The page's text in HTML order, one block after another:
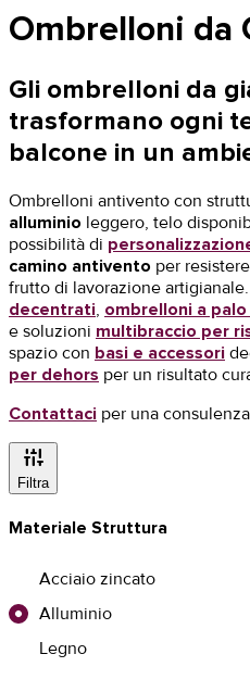
Ombrelloni da
Gli ombrelloni da
trasformano ogni
balcone in un
Ombrelloni antivento con
alluminio leggero, telo
possibilità di
camino antivento per
frutto di lavorazione
decentrati ombrelloni a
e soluzioni multibraccio per
spazio con basi e accessori
per dehors per un risultato
Contattaci per una
instant_mix
Filtra
Materiale Struttura
Acciaio zincato
Alluminio
Legno